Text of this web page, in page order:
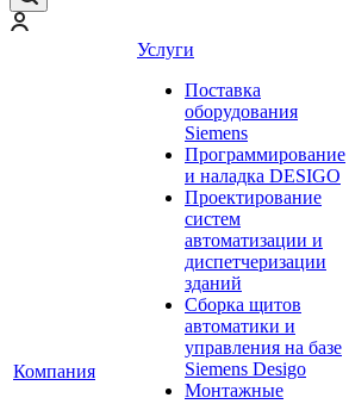
Компания
Услуги
Поставка
оборудования
Siemens
Программирование
и наладка DESIGO
Проектирование
систем
автоматизации и
диспетчеризации
зданий
Сборка щитов
автоматики и
управления на базе
Siemens Desigo
Монтажные